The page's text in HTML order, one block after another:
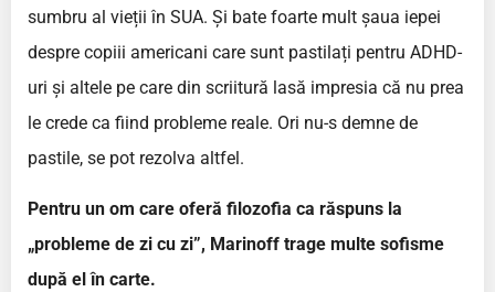
sumbru al vieții în SUA. Și bate foarte mult șaua iepei
despre copiii americani care sunt pastilați pentru ADHD-
uri și altele pe care din scriitură lasă impresia că nu prea
le crede ca fiind probleme reale. Ori nu-s demne de
pastile, se pot rezolva altfel.
Pentru un om care oferă filozofia ca răspuns la
„probleme de zi cu zi”, Marinoff trage multe sofisme
după el în carte.